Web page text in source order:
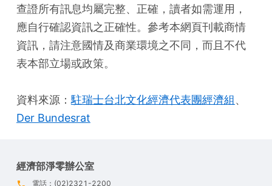
查證所有訊息均屬完整、正確，讀者如需運用，
應自行確認資訊之正確性。參考本網頁刊載商情
資訊，請注意國情及商業環境之不同，而且不代
表本部立場或政策。
資料來源：駐瑞士台北文化經濟代表團經濟組、
Der Bundesrat
經濟部淨零辦公室
電話：(02)2321-2200